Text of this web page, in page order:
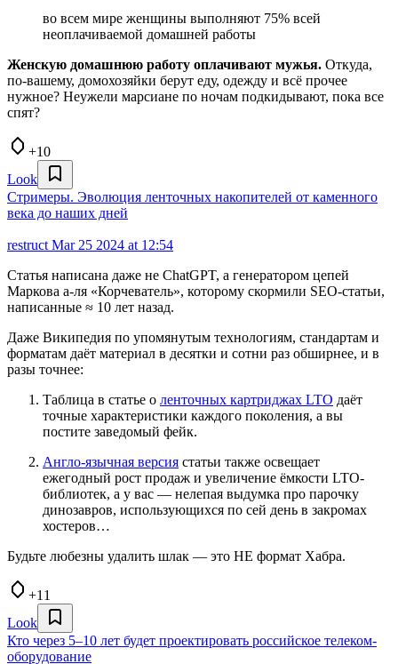
во всем мире женщины выполняют 75% всей
неоплачиваемой домашней работы
Женскую домашнюю работу оплачивают мужья. Откуда,
по-вашему, домохозяйки берут еду, одежду и всё прочее
нужное? Неужели марсиане по ночам подкидывают, пока все
спят?
+10
Look
Стримеры. Эволюция ленточных накопителей от каменного
века до наших дней
restruct Mar 25 2024 at 12:54
Статья написана даже не ChatGPT, а генератором цепей
Маркова а-ля «Корчеватель», которому скормили SEO-статьи,
написанные ≈ 10 лет назад.
Даже Википедия по упомянутым технологиям, стандартам и
форматам даёт материал в десятки и сотни раз обширнее, и в
разы точнее:
Таблица в статье о ленточных картриджах LTO даёт
точные характеристики каждого поколения, а вы
постите заведомый фейк.
Англо-язычная версия статьи также освещает
ежегодный рост продаж и увеличение ёмкости LTO-
библиотек, а у вас — нелепая выдумка про парочку
динозавров, использующихся по сей день в закромах
хостеров…
Будьте любезны удалить шлак — это НЕ формат Хабра.
+11
Look
Кто через 5–10 лет будет проектировать российское телеком-
оборудование